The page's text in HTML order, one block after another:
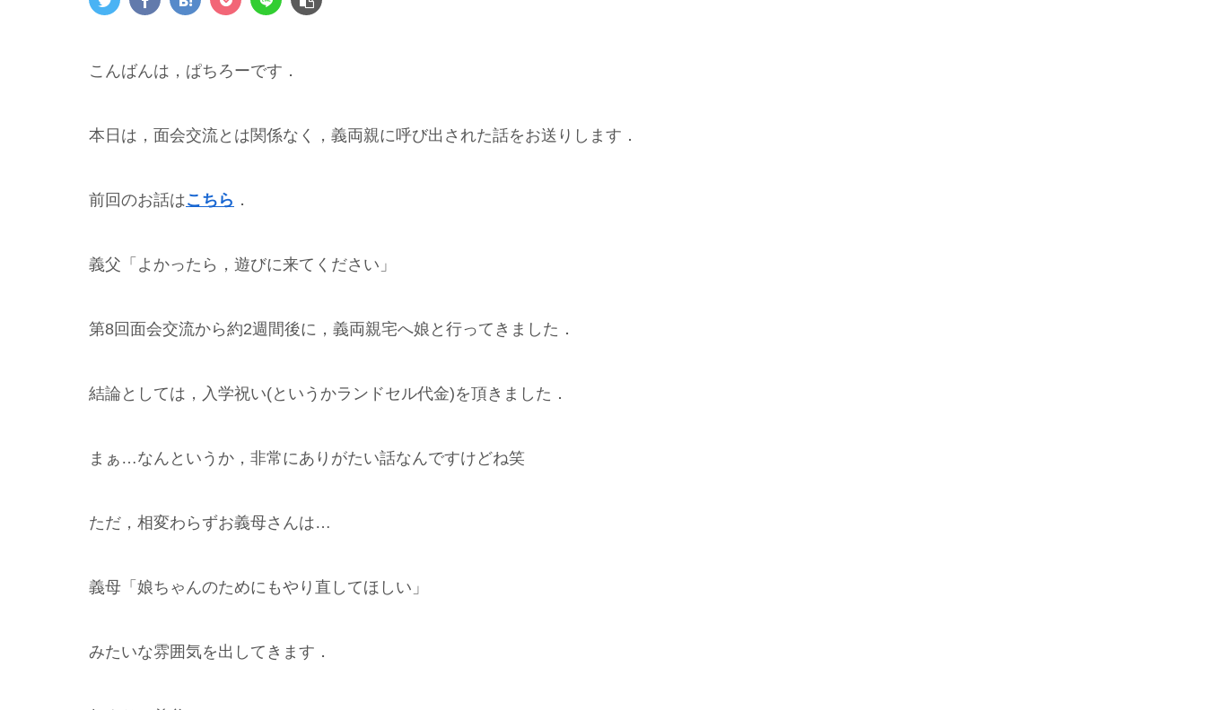
こんばんは，ぱちろーです．
本日は，面会交流とは関係なく，義両親に呼び出された話をお送りします．
前回のお話はこちら ．
義父「よかったら，遊びに来てください」
第8回面会交流から約2週間後に，義両親宅へ娘と行ってきました．
結論としては，入学祝い(というかランドセル代金)を頂きました．
まぁ…なんというか，非常にありがたい話なんですけどね笑
ただ，相変わらずお義母さんは…
義母「娘ちゃんのためにもやり直してほしい」
みたいな雰囲気を出してきます．